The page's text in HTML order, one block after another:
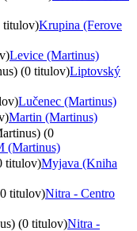
titulov)Krupina (Ferove
Levice (Martinus)
(0 titulov)Liptovský
Lučenec (Martinus)
Martin (Martinus)
(0
(Martinus)
titulov)Myjava (Kniha
titulov)Nitra - Centro
(0 titulov)Nitra -